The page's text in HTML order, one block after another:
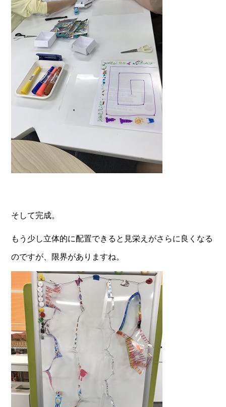
そして完成。
もう少し立体的に配置できると見栄えがさらに良くなる
のですが、限界がありますね。